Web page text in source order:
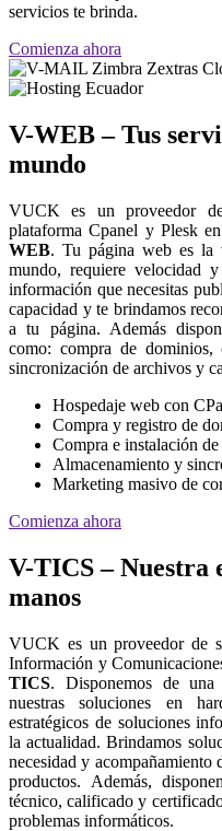
servicios te brinda.
Comienza ahora
V-WEB – Tus
mundo
VUCK es un proveedor
plataforma Cpanel y Plesk
WEB. Tu página web es la
mundo, requiere velocidad
información que necesitas
capacidad y te brindamos
a tu página. Además
como: compra de dominios,
sincronización de archivos y
Hospedaje web con
Compra y registro de
Compra e instalación
Almacenamiento y
Marketing masivo de
Comienza ahora
V-TICS – Nuestra
manos
VUCK es un proveedor de
Información y
TICS. Disponemos de una
nuestras soluciones en
estratégicos de soluciones
la actualidad. Brindamos
necesidad y acompañamiento
productos. Además,
técnico, calificado y
problemas informáticos.